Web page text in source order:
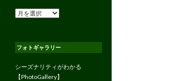
ア
ブ
フォトギャラリー
シーズナリティがわかる
【PhotoGallery】